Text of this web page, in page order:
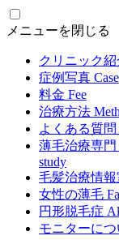
メニューを閉じる
クリニック紹
症例写真 Case
料金 Fee
治療方法
よくある質問
薄毛治療専
study
毛髪治療情報
女性の薄毛
円形脱毛症
モニターにつ